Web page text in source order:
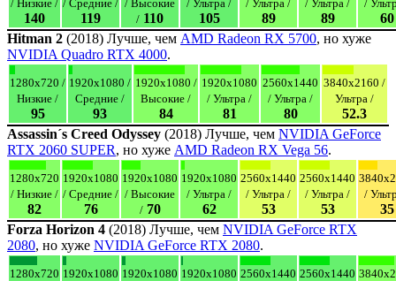
/ Низкие /
140
/ Средние /
119
/ Высокие
/ 110
/ Ультра /
105
/ Ультра /
89
/ Ультра /
89
/
60
Hitman 2 (2018) Лучше, чем AMD Radeon RX 5700, но хуже
NVIDIA Quadro RTX 4000.
1280x720 /
Низкие /
95
1920x1080 /
Средние /
93
1920x1080 /
Высокие /
84
1920x1080
/ Ультра /
81
2560x1440
/ Ультра /
80
3840x2160 /
Ультра /
52.3
Assassin´s Creed Odyssey (2018) Лучше, чем NVIDIA GeForce
RTX 2060 SUPER, но хуже AMD Radeon RX Vega 56.
1280x720
/ Низкие /
82
1920x1080
/ Средние /
76
1920x1080
/ Высокие
/ 70
1920x1080
/ Ультра /
62
2560x1440
/ Ультра /
53
2560x1440
/ Ультра /
53
/
35
Forza Horizon 4 (2018) Лучше, чем NVIDIA GeForce RTX
2080, но хуже NVIDIA GeForce RTX 2080.
1280x720 1920x1080 1920x1080 1920x1080 2560x1440 2560x1440